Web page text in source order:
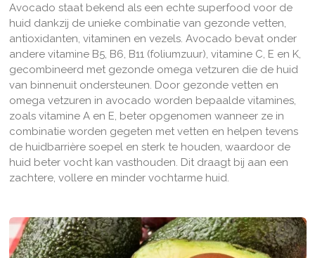
Avocado staat bekend als een echte superfood voor de
huid dankzij de unieke combinatie van gezonde vetten,
antioxidanten, vitaminen en vezels. Avocado bevat onder
andere vitamine B5, B6, B11 (foliumzuur), vitamine C, E en K,
gecombineerd met gezonde omega vetzuren die de huid
van binnenuit ondersteunen. Door gezonde vetten en
omega vetzuren in avocado worden bepaalde vitamines,
zoals vitamine A en E, beter opgenomen wanneer ze in
combinatie worden gegeten met vetten en helpen tevens
de huidbarrière soepel en sterk te houden, waardoor de
huid beter vocht kan vasthouden. Dit draagt bij aan een
zachtere, vollere en minder vochtarme huid.